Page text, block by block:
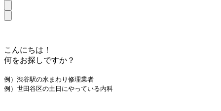
こんにちは！
何をお探しですか？
例）渋谷駅の水まわり修理業者
例）世田谷区の土日にやっている内科